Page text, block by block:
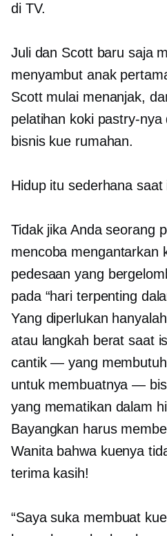
di TV.
Juli dan Scott baru saja
menyambut anak
Scott mulai menanjak,
pelatihan koki pastry-
bisnis kue rumahan.
Hidup itu sederhana
Tidak jika Anda seorang
mencoba mengantarkan
pedesaan yang
pada “hari terpenting
Yang diperlukan
atau langkah berat saat
cantik — yang
untuk membuatnya —
yang mematikan dalam
Bayangkan harus
Wanita bahwa kuenya
terima kasih!
“Saya suka membuat